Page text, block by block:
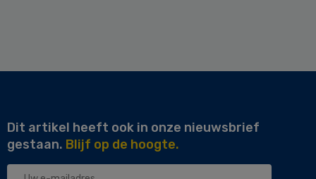
Dit artikel heeft ook in onze nieuwsbrief
gestaan. Blijf op de hoogte.
Uw